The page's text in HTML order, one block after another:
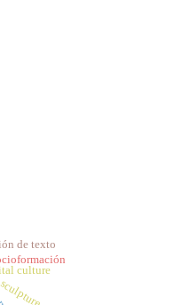
sculpture
culture
de texto